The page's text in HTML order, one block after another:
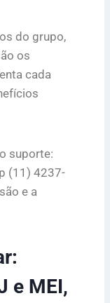
do grupo,
os
cada
suporte:
(11) 4237-
e a
e MEI,